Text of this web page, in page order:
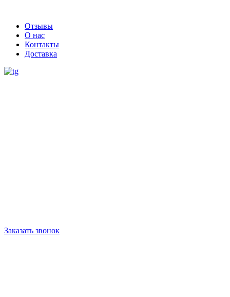
Отзывы
О нас
Контакты
Доставка
Заказать звонок